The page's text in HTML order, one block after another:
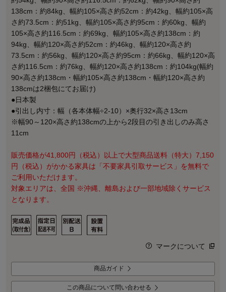
138cm：約84kg、幅約105×高さ約52cm：約42kg、幅約105×高
さ約73.5cm：約51kg、幅約105×高さ約95cm：約60kg、幅約
105×高さ約116.5cm：約69kg、幅約105×高さ約138cm：約
94kg、幅約120×高さ約52cm：約46kg、幅約120×高さ約
73.5cm：約56kg、幅約120×高さ約95cm：約66kg、幅約120×高
さ約116.5cm：約76kg、幅約120×高さ約138cm：約104kg(幅約
90×高さ約138cm・幅約105×高さ約138cm・幅約120×高さ約
138cmは2梱包にてお届け)
●日本製
●引出し内寸：幅（各本体幅÷2-10）×奥行32×高さ13cm
※幅90～120×高さ約138cmの上から2段目の引き出しのみ高さ
11cm
販売価格が41,800円（税込）以上で大型商品送料（特大）7,150
円（税込）がかかる家具は「不要家具引取サービス」を無料で
ご利用いただけます。
対象エリアは、全国 ※沖縄、離島および一部地域除くサービス
となります。
マークについて
商品ガイド
この商品について問い合わせる